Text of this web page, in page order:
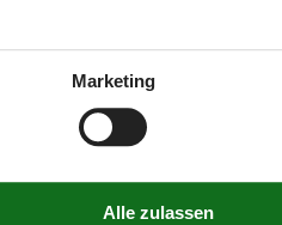
Llorenc
Marketing